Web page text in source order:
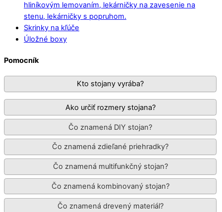
hliníkovým lemovaním, lekárničky na zavesenie na
stenu, lekárničky s popruhom.
Skrinky na kľúče
Úložné boxy
Pomocník
Kto stojany vyrába?
Ako určiť rozmery stojana?
Čo znamená DIY stojan?
Čo znamená zdieľané priehradky?
Čo znamená multifunkčný stojan?
Čo znamená kombinovaný stojan?
Čo znamená drevený materiál?